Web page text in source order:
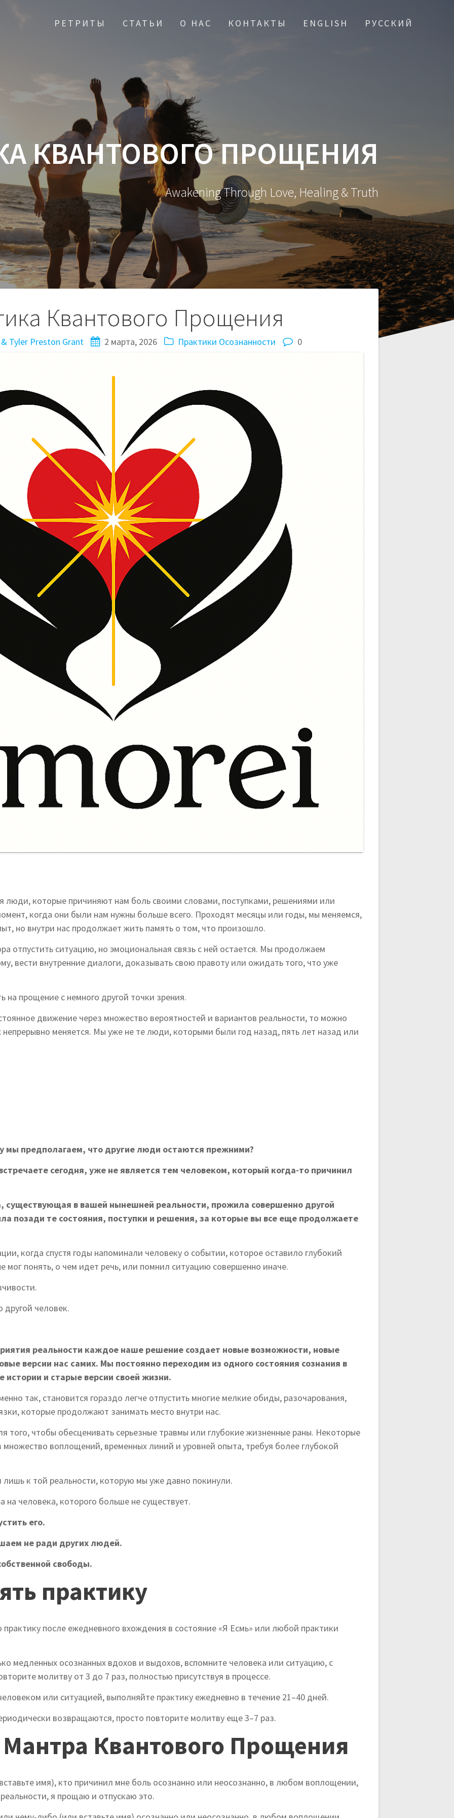
РЕТРИТЫ СТАТЬИ О НАС КОНТАКТЫ ENGLISH РУССКИЙ
КВАНТОВОГО ПРОЩЕНИЯ
Awakening Through Love, Healing & Truth
Квантового Прощения
Tyler Preston Grant 2 марта, 2026 Практики Осознанности 0
люди, которые причиняют нам боль своими словами, поступками, решениями или
когда они были нам нужны больше всего. Проходят месяцы или годы, мы меняемся,
но внутри нас продолжает жить память о том, что произошло.
отпустить ситуацию, но эмоциональная связь с ней остается. Мы продолжаем
вести внутренние диалоги, доказывать свою правоту или ожидать того, что уже
на прощение с немного другой точки зрения.
движение через множество вероятностей и вариантов реальности, то можно
меняется. Мы уже не те люди, которыми были год назад, пять лет назад или
мы предполагаем, что другие люди остаются прежними?
сегодня, уже не является тем человеком, который когда-то причинил
существующая в вашей нынешней реальности, прожила совершенно другой
позади те состояния, поступки и решения, за которые вы все еще продолжаете
когда спустя годы напоминали человеку о событии, которое оставило глубокий
мог понять, о чем идет речь, или помнил ситуацию совершенно иначе.
человек.
реальности каждое наше решение создает новые возможности, новые
версии нас самих. Мы постоянно переходим из одного состояния сознания в
истории и старые версии своей жизни.
так, становится гораздо легче отпустить многие мелкие обиды, разочарования,
которые продолжают занимать место внутри нас.
того, чтобы обесценивать серьезные травмы или глубокие жизненные раны. Некоторые
множество воплощений, временных линий и уровней опыта, требуя более глубокой
к той реальности, которую мы уже давно покинули.
человека, которого больше не существует.
его.
не ради других людей.
свободы.
практику
после ежедневного вхождения в состояние «Я Есмь» или любой практики
медленных осознанных вдохов и выдохов, вспомните человека или ситуацию, с
молитву от 3 до 7 раз, полностью присутствуя в процессе.
или ситуацией, выполняйте практику ежедневно в течение 21–40 дней.
возвращаются, просто повторите молитву еще 3–7 раз.
Квантового Прощения
имя), кто причинил мне боль осознанно или неосознанно, в любом воплощении,
я прощаю и отпускаю это.